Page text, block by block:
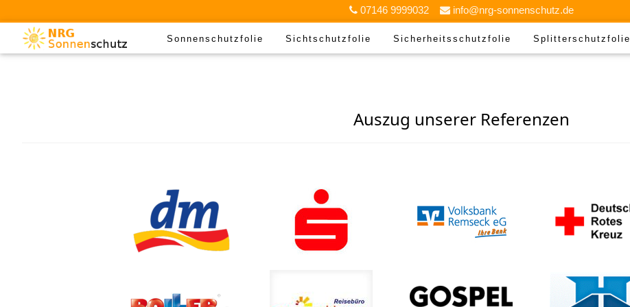
07146 9999032 info@nrg-sonnenschutz.de
Sonnenschutzfolie Sichtschutzfolie Sicherheitsschutzfolie Splitterschutzfolie
Auszug unserer Referenzen